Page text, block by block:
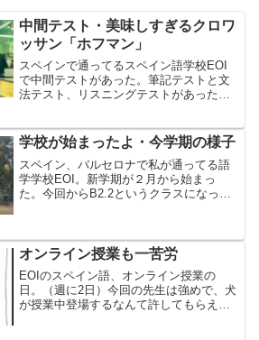
中間テスト・美味しすぎるクロワ
ッサン「ホフマン」
スペインで通ってるスペイン語学校EOI
で中間テストがあった。筆記テストと文
法テスト、リスニングテストがあった。
サンに受賞されたこともある「ホフマ
ン」というケーキ屋さんへ。そこの一押
しはマスカルポーネクロワッサン！バル
セロナ旅行者にもおすすめしたい！
学校が始まったよ・今学期の様子
スペイン、バルセロナで私が通ってる語
学学校EOI。新学期が２月から始まっ
た。今回からB2.2というクラスになっ
が多かったり、と少しモチベーションが
上がらない要因がある学期になりそうや
けど、スペイン語頑張るぞ。
オンライン授業も一苦労
EOIのスペイン語、オンライン授業の
日。（週に2日）今回の先生は強めで、犬
が授業中登場するなんて許してもらえな